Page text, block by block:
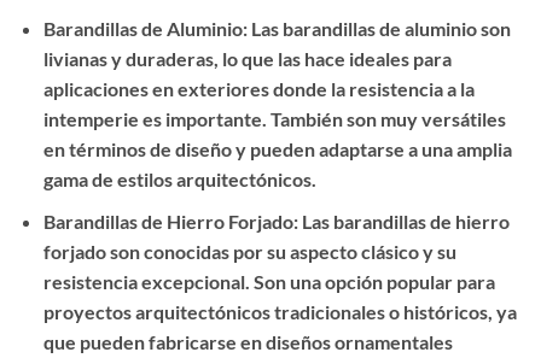
Barandillas de Aluminio: Las barandillas de aluminio son
livianas y duraderas, lo que las hace ideales para
aplicaciones en exteriores donde la resistencia a la
intemperie es importante. También son muy versátiles
en términos de diseño y pueden adaptarse a una amplia
gama de estilos arquitectónicos.
Barandillas de Hierro Forjado: Las barandillas de hierro
forjado son conocidas por su aspecto clásico y su
resistencia excepcional. Son una opción popular para
proyectos arquitectónicos tradicionales o históricos, ya
que pueden fabricarse en diseños ornamentales